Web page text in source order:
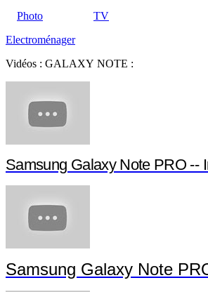
Photo
TV
Electroménager
Vidéos : GALAXY NOTE :
Samsung Galaxy Note PRO --
Samsung Galaxy Note